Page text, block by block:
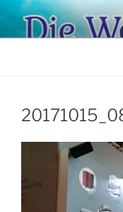
Zum
Inhalt
springen